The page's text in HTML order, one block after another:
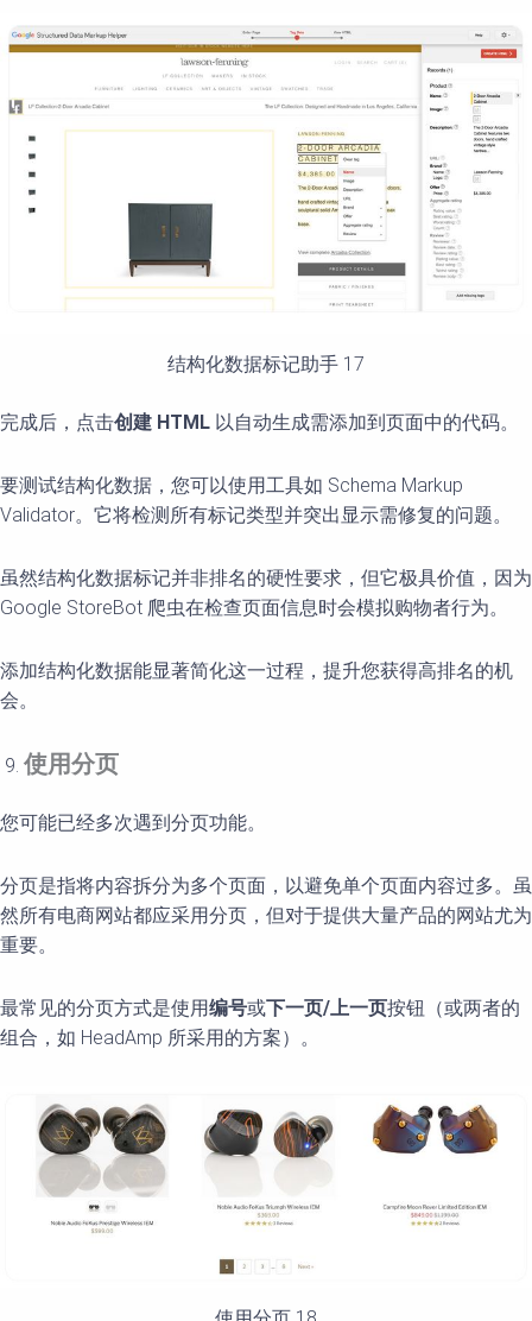
结构化数据标记助手 17
完成后，点击创建 HTML 以自动生成需添加到页面中的代码。
要测试结构化数据，您可以使用工具如 Schema Markup
Validator。它将检测所有标记类型并突出显示需修复的问题。
虽然结构化数据标记并非排名的硬性要求，但它极具价值，因为
Google StoreBot 爬虫在检查页面信息时会模拟购物者行为。
添加结构化数据能显著简化这一过程，提升您获得高排名的机
会。
使用分页
您可能已经多次遇到分页功能。
分页是指将内容拆分为多个页面，以避免单个页面内容过多。虽
然所有电商网站都应采用分页，但对于提供大量产品的网站尤为
重要。
最常见的分页方式是使用编号或下一页/ 上一页按钮（或两者的
组合，如 HeadAmp 所采用的方案）。